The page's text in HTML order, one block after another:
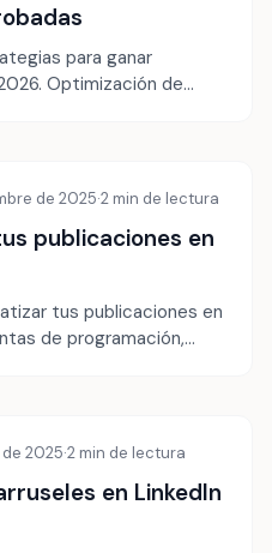
para ganar
Optimización de
de 2025·2 min de lectura
publicaciones en
tus publicaciones en
de programación,
2025·2 min de lectura
en LinkedIn